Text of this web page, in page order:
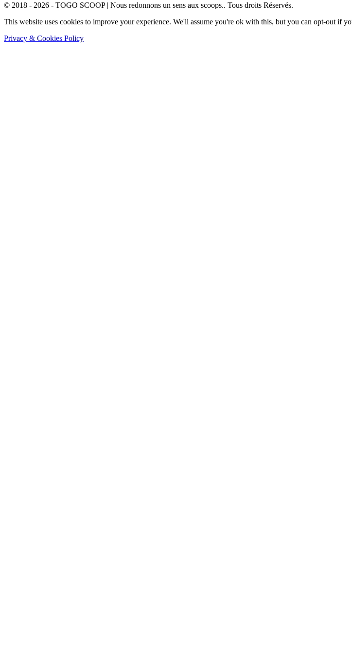
© 2018 - 2026 - TOGO SCOOP | Nous redonnons un sens aux scoops.. Tous droits Réservés.
This website uses cookies to improve your experience. We'll assume you're ok with this, but you can opt-out if
Privacy & Cookies Policy